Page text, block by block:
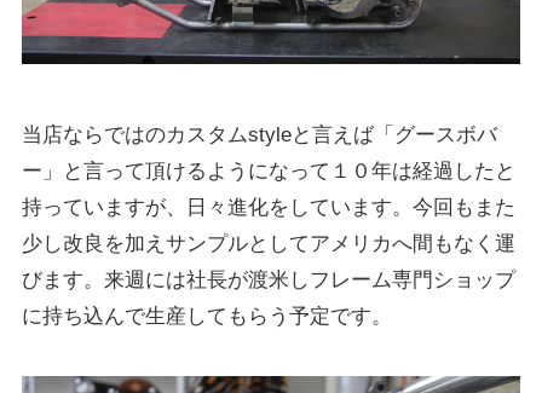
当店ならではのカスタムstyleと言えば「グースボバ
ー」と言って頂けるようになって１０年は経過したと
持っていますが、日々進化をしています。今回もまた
少し改良を加えサンプルとしてアメリカへ間もなく運
びます。来週には社長が渡米しフレーム専門ショップ
に持ち込んで生産してもらう予定です。